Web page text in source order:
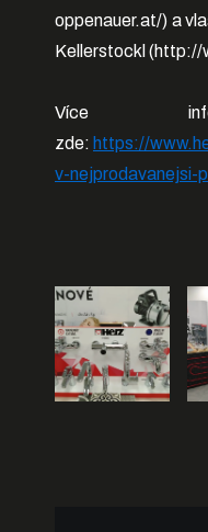
oppenauer.at/) a
Kellerstockl (http://
Více
zde: https://
v-nejprodavanejsi-